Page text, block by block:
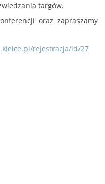
targów.
oraz zapraszamy
rejestracja/id/27